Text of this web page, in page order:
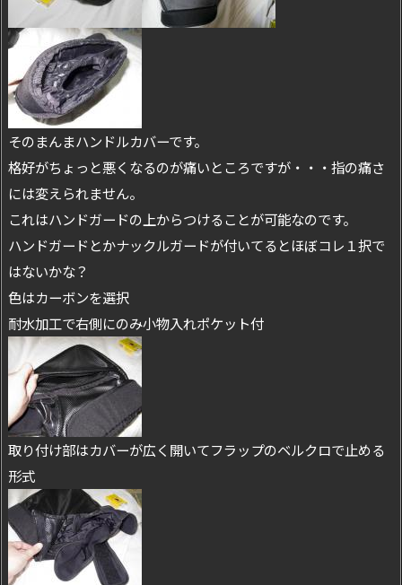
そのまんまハンドルカバーです。
格好がちょっと悪くなるのが痛いところですが・・・指の痛さ
には変えられません。
これはハンドガードの上からつけることが可能なのです。
ハンドガードとかナックルガードが付いてるとほぼコレ１択で
はないかな？
色はカーボンを選択
耐水加工で右側にのみ小物入れポケット付
取り付け部はカバーが広く開いてフラップのベルクロで止める
形式